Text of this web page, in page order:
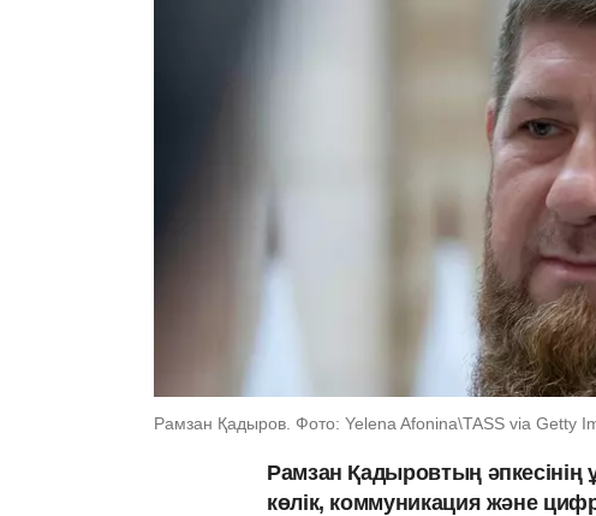
Рамзан Қадыров. Фото: Yelena Afonina\TASS via Getty
Рамзан Қадыровтың
көлік, коммуникация және